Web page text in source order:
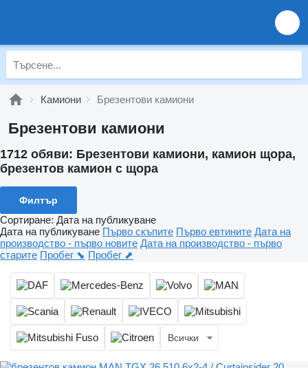
Камиони Брезентови камиони
Брезентови камиони
1712 обяви: Брезентови камиони, камион щора,
брезентов камион с щора
Филтър
Сортиране: Дата на публикуване
Дата на публикуване Първо скъпите Първо евтините Дата на
производство - първо новите Дата на производство - първо
старите Пробег ⬊ Пробег ⬈
Всички